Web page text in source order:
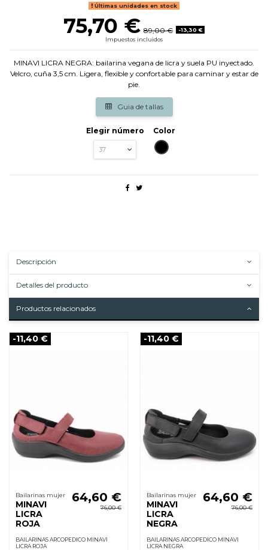
Últimas unidades en stock
75,70 € 89,00 €
-13,30 €
Impuestos incluidos
MINAVI LICRA NEGRA: bailarina vegana de licra y suela PU inyectado.
Velcro, cuña 3,5 cm. Ligera, flexible y confortable para caminar y estar de
pie.
Guia de tallas
Elegir número
Color
NEGRO
Descripción
Detalles del producto
Productos relacionados
-11,40 €
Bailarinas mujer
MINAVI
LICRA
ROJA
64,60 €
76,00 €
BAILARINAS ARCOPEDICO MINAVI
LICRA ROJA
-11,40 €
Bailarinas mujer
MINAVI
LICRA
NEGRA
64,60 €
76,00 €
BAILARINAS ARCOPEDICO MINAVI
LICRA NEGRA